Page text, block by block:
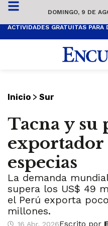
DOMINGO, 9 DE
Inicio > Sur
Tacna y su
exportador
especias
La demanda
supera los US$ 49
el Perú exporta
millones.
16 Abr, 2026Escrito por